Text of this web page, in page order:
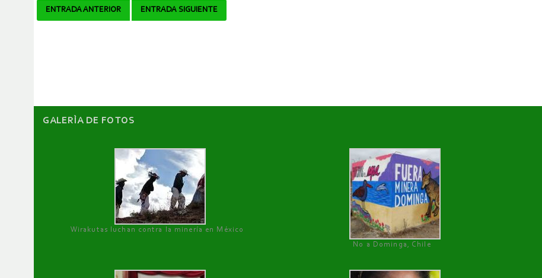
Navegador
ENTRADA ANTERIOR ENTRADA SIGUIENTE
GALERÌA DE FOTOS
Wirakutas luchan contra la minería en México
No a Dominga, Chile